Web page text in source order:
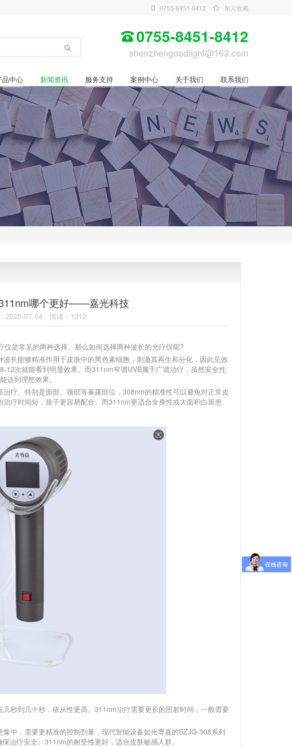
0755-8451-8412 加入收藏
0755-8451-8412
shenzhengoodlight@163.com
品中心 新闻资讯 服务支持 案例中心 关于我们 联系我们
哪个更好——嘉光科技
2025-07-04 阅读：1312
是常见的两种选择。那么如何选择两种波长的光疗仪呢?
能够精准作用于皮肤中的黑色素细胞，刺激其再生和分化，因此见效
次就能看到明显效果。而311nm窄谱UVB属于广谱治疗，虽然安全性
达到理想效果。
。特别是面部、颈部等暴露部位，308nm的精准性可以避免对正常皮
疗时间短，孩子更容易配合。而311nm更适合全身性或大面积白斑患
几秒到几十秒，依从性更高。311nm治疗需要更长的照射时间，一般需要
，需要更精准的控制剂量，现代智能设备如光専嘉的SZJG-308系列
治疗安全。311nm的耐受性更好，适合皮肤敏感人群。